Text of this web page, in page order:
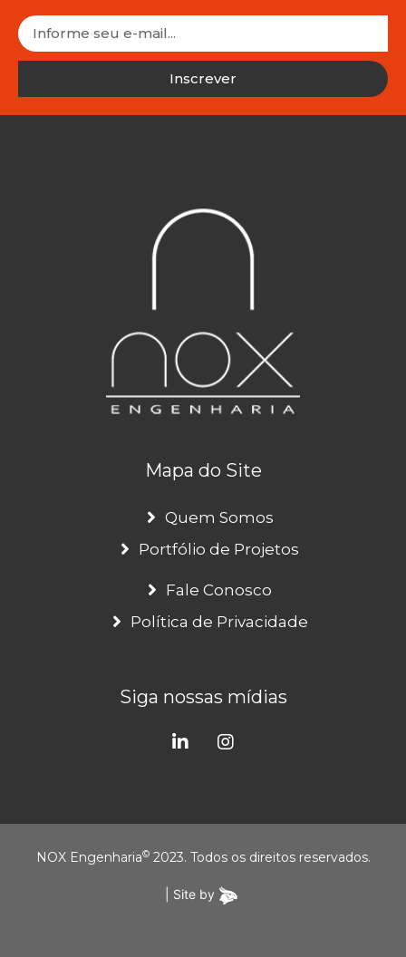
Inscrever
Mapa do Site
Quem Somos
Portfólio de Projetos
Fale Conosco
Política de Privacidade
Siga nossas mídias
NOX Engenharia©2023. Todos os direitos reservados.
| Site by